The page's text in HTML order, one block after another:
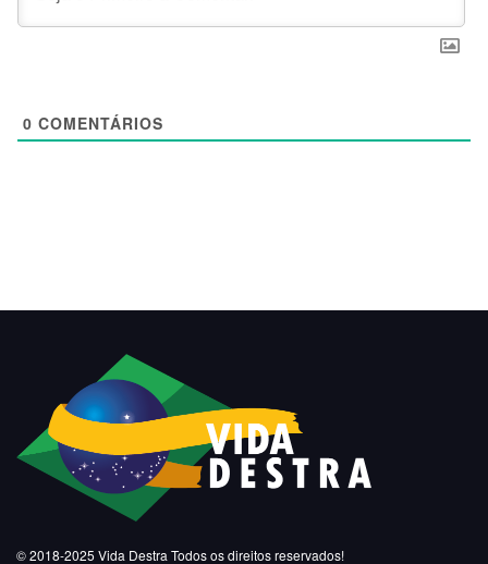
0 COMENTÁRIOS
© 2018-2025 Vida Destra Todos os direitos reservados!